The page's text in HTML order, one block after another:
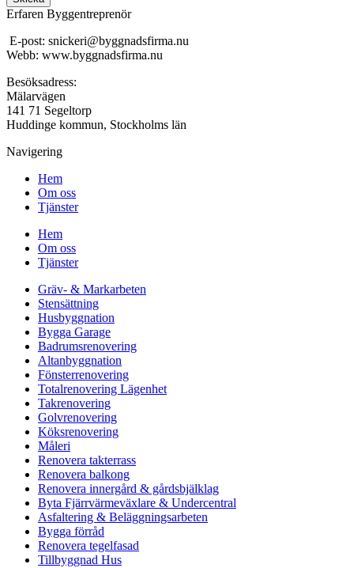
Erfaren Byggentreprenör
E-post: snickeri@byggnadsfirma.nu
Webb: www.byggnadsfirma.nu
Besöksadress:
Mälarvägen
141 71 Segeltorp
Huddinge kommun, Stockholms län
Navigering
Hem
Om oss
Tjänster
Hem
Om oss
Tjänster
Gräv- & Markarbeten
Stensättning
Husbyggnation
Bygga Garage
Badrumsrenovering
Altanbyggnation
Fönsterrenovering
Totalrenovering Lägenhet
Takrenovering
Golvrenovering
Köksrenovering
Måleri
Renovera takterrass
Renovera balkong
Renovera innergård & gårdsbjälklag
Byta Fjärrvärmeväxlare & Undercentral
Asfaltering & Beläggningsarbeten
Bygga förråd
Renovera tegelfasad
Tillbyggnad Hus